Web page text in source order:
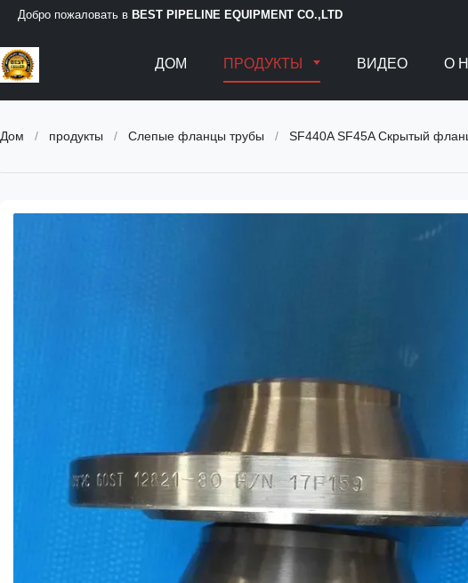
Добро пожаловать в BEST PIPELINE EQUIPMENT CO.,LTD
ДОМ ПРОДУКТЫ ВИДЕО О
Дом / продукты / Слепые фланцы трубы / SF440A SF45A Скрытый